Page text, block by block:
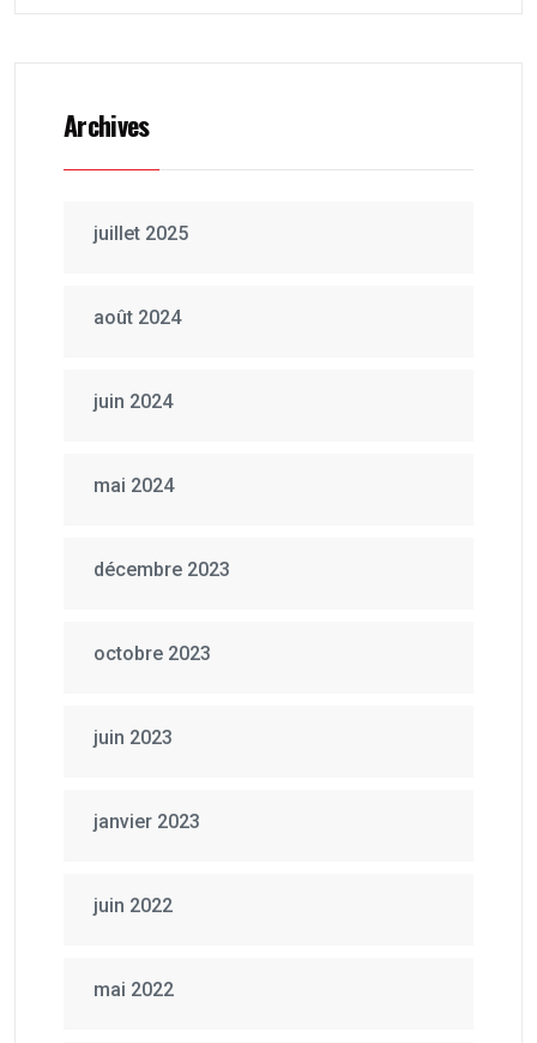
Archives
juillet 2025
août 2024
juin 2024
mai 2024
décembre 2023
octobre 2023
juin 2023
janvier 2023
juin 2022
mai 2022